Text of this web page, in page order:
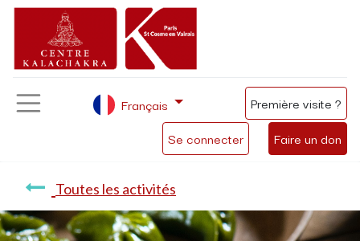
Se connecter Faire un don
Français Première visite ?
Toutes les activités